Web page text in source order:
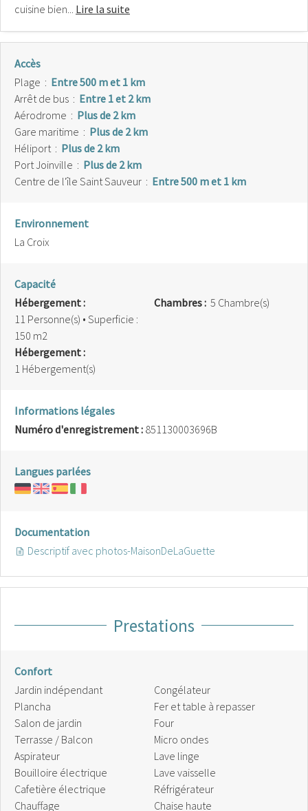
cuisine bien... Lire la suite
Accès
Plage : Entre 500 m et 1 km
Arrêt de bus : Entre 1 et 2 km
Aérodrome : Plus de 2 km
Gare maritime : Plus de 2 km
Héliport : Plus de 2 km
Port Joinville : Plus de 2 km
Centre de l'île Saint Sauveur : Entre 500 m et 1 km
Environnement
La Croix
Capacité
Hébergement :
11 Personne(s) • Superficie :
150 m2
Chambres : 5 Chambre(s)
Hébergement :
1 Hébergement(s)
Informations légales
Numéro d'enregistrement : 851130003696B
Langues parlées
Documentation
Descriptif avec photos-MaisonDeLaGuette
Prestations
Confort
Jardin indépendant
Plancha
Salon de jardin
Terrasse / Balcon
Aspirateur
Bouilloire électrique
Cafetière électrique
Chauffage
Congélateur
Fer et table à repasser
Four
Micro ondes
Lave linge
Lave vaisselle
Réfrigérateur
Chaise haute